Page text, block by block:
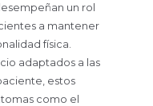
un rol
a mantener
física.
adaptados a las
estos
como el